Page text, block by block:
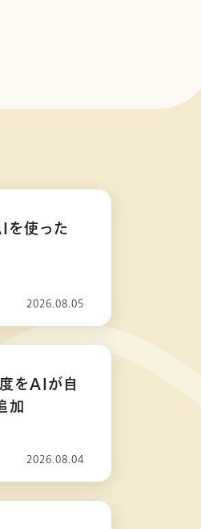
を使った
2026.08.05
度をAIが自
加
2026.08.04